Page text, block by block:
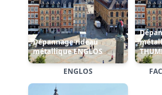
Cliquez sur une carte pour